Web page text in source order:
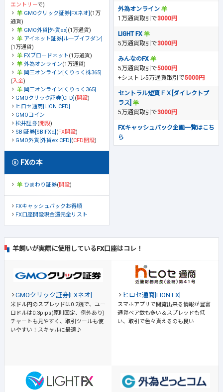
エントリーで)
GMOクリック証券[FXネオ] (1万
通貨)
GMO外貨[外貨ex] (1万通貨)
アイネット証券[ループイフダン]
(1万通貨)
FXブロードネット(1万通貨)
外為オンライン(1万通貨)
岡三オンライン[くりっく株365]
(入金)
岡三オンライン[くりっく365]
GMOクリック証券[CFD] (開設)
ヒロセ通商[LION CFD]
GMOコイン
松井証券(開設)
SBI証券[SBIFXα] (FX開設)
GMO外貨[外貨ex CFD] (CFD開設)
FXの本
ひまわり証券(開設)
FXキャッシュバックお得順
FX口座開設現金還元全リスト
外為オンライン
1万通貨取引で3000円
LIGHT FX
5万通貨取引で3000円
みんなのFX
5万通貨取引で5000円
+シストレ5万通貨取引で5000円
セントラル短資ＦＸ[ダイレクトプ
ラス]
5万通貨取引で3000円
FXキャッシュバック企画一覧はこち
ら
羊飼いが実際に使用しているFX口座はコレ！
GMOクリック証券[FXネオ]
米ドル円のスプレッドは0.2銭で、ユー
ロドルは0.3pips(原則固定、例外あり)
チャートも見やすく、取引ツールも使
いやすい！スキャルに最適♪
ヒロセ通商[LION FX]
スマホアプリで閲覧出来る情報が豊富
通貨ペア数も多い＆スプレッドも低
い、取引で色々貰えるのも良い